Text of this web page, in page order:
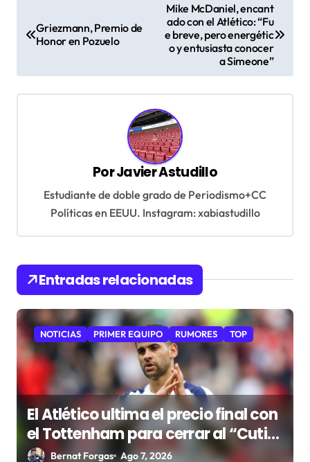
a
e
g
d
e
n
t
r
a
d
a
Griezmann, Premio de
Honor en Pozuelo
Mike McDaniel, encant
ado con el Atlético: “Fu
e breve, pero energétic
o y entusiasta conocer
a Simeone”
PorJavier Astudillo
Estudiante de doble grado de Periodismo+CC
Políticas en EEUU. Instagram: xabiastudillo
Entradas relacionadas
NOTICIAS PRIMER EQUIPO RUMORES TOP
El Atlético ultima el precio final con
el Tottenham para cerrar al “Cuti”
Romero
Bernat Forgas Ago 7, 2026